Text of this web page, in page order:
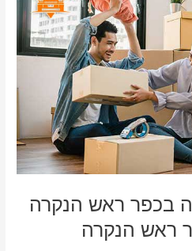
בכפר ראש הנקרה
ראש הנקרה